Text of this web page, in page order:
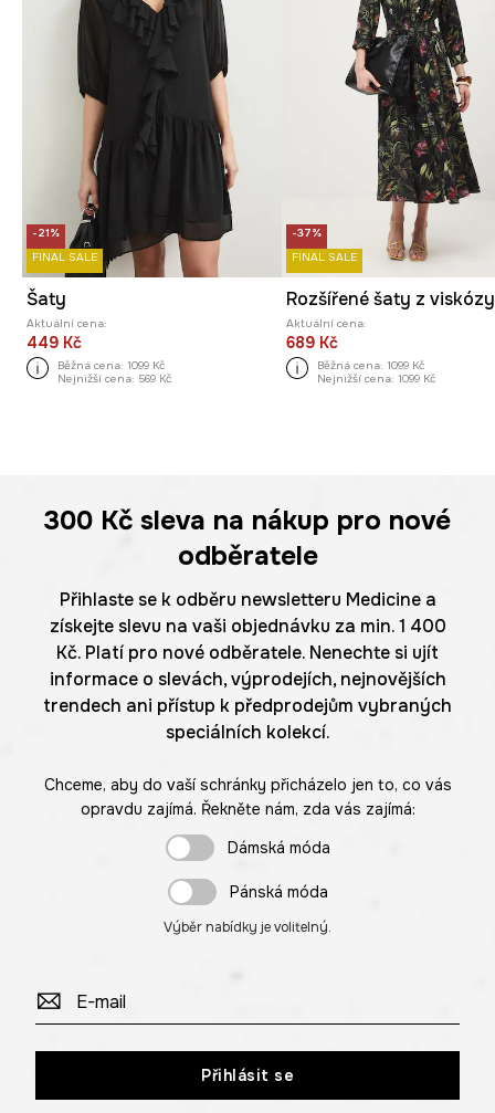
-21%
FINAL SALE
Šaty
Aktuální cena:
449 Kč
Běžná cena: 1099 Kč
Nejnižší cena: 569 Kč
-37%
FINAL SALE
Rozšířené šaty z viskózy
Aktuální cena:
689 Kč
Běžná cena: 1099 Kč
Nejnižší cena: 1099 Kč
300 Kč sleva na nákup pro nové
odběratele
Přihlaste se k odběru newsletteru Medicine a
získejte slevu na vaši objednávku za min. 1 400
Kč. Platí pro nové odběratele. Nenechte si ujít
informace o slevách, výprodejích, nejnovějších
trendech ani přístup k předprodejům vybraných
speciálních kolekcí.
Chceme, aby do vaší schránky přicházelo jen to, co vás
opravdu zajímá. Řekněte nám, zda vás zajímá:
Dámská móda
Pánská móda
Výběr nabídky je volitelný.
Přihlásit se